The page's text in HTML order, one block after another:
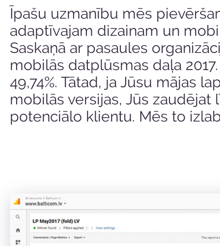
Īpašu uzmanību mēs
adaptīvajam dizainam un
Saskaņā ar pasaules
mobilās datplūsmas daļa
49,74%. Tātad, ja Jūsu mājas
mobilās versijas, Jūs zaudējat
potenciālo klientu. Mēs to